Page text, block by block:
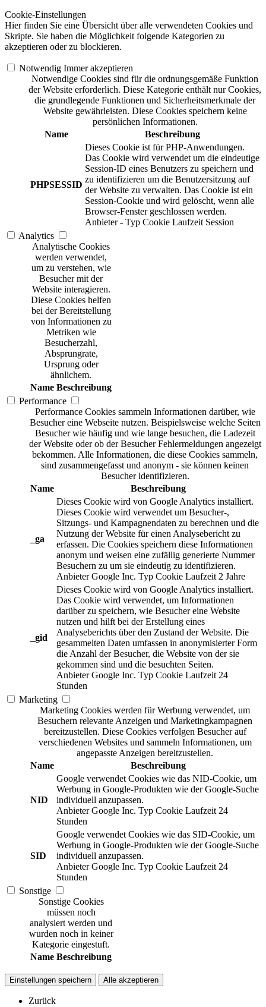
Cookie-Einstellungen
Hier finden Sie eine Übersicht über alle verwendeten Cookies und
Skripte. Sie haben die Möglichkeit folgende Kategorien zu
akzeptieren oder zu blockieren.
Notwendig Immer akzeptieren
Notwendige Cookies sind für die ordnungsgemäße Funktion
der Website erforderlich. Diese Kategorie enthält nur Cookies,
die grundlegende Funktionen und Sicherheitsmerkmale der
Website gewährleisten. Diese Cookies speichern keine
persönlichen Informationen.
Name
Beschreibung
PHPSESSID
Dieses Cookie ist für PHP-Anwendungen.
Das Cookie wird verwendet um die eindeutige
Session-ID eines Benutzers zu speichern und
zu identifizieren um die Benutzersitzung auf
der Website zu verwalten. Das Cookie ist ein
Session-Cookie und wird gelöscht, wenn alle
Browser-Fenster geschlossen werden.
Anbieter - Typ Cookie Laufzeit Session
Analytics
Analytische Cookies
werden verwendet,
um zu verstehen, wie
Besucher mit der
Website interagieren.
Diese Cookies helfen
bei der Bereitstellung
von Informationen zu
Metriken wie
Besucherzahl,
Absprungrate,
Ursprung oder
ähnlichem.
Name Beschreibung
Performance
Performance Cookies sammeln Informationen darüber, wie
Besucher eine Webseite nutzen. Beispielsweise welche Seiten
Besucher wie häufig und wie lange besuchen, die Ladezeit
der Website oder ob der Besucher Fehlermeldungen angezeigt
bekommen. Alle Informationen, die diese Cookies sammeln,
sind zusammengefasst und anonym - sie können keinen
Besucher identifizieren.
Name
Beschreibung
_ga
Dieses Cookie wird von Google Analytics installiert.
Dieses Cookie wird verwendet um Besucher-,
Sitzungs- und Kampagnendaten zu berechnen und die
Nutzung der Website für einen Analysebericht zu
erfassen. Die Cookies speichern diese Informationen
anonym und weisen eine zufällig generierte Nummer
Besuchern zu um sie eindeutig zu identifizieren.
Anbieter Google Inc. Typ Cookie Laufzeit 2 Jahre
_gid
Dieses Cookie wird von Google Analytics installiert.
Das Cookie wird verwendet, um Informationen
darüber zu speichern, wie Besucher eine Website
nutzen und hilft bei der Erstellung eines
Analyseberichts über den Zustand der Website. Die
gesammelten Daten umfassen in anonymisierter Form
die Anzahl der Besucher, die Website von der sie
gekommen sind und die besuchten Seiten.
Anbieter Google Inc. Typ Cookie Laufzeit 24
Stunden
Marketing
Marketing Cookies werden für Werbung verwendet, um
Besuchern relevante Anzeigen und Marketingkampagnen
bereitzustellen. Diese Cookies verfolgen Besucher auf
verschiedenen Websites und sammeln Informationen, um
angepasste Anzeigen bereitzustellen.
Name
Beschreibung
NID
Google verwendet Cookies wie das NID-Cookie, um
Werbung in Google-Produkten wie der Google-Suche
individuell anzupassen.
Anbieter Google Inc. Typ Cookie Laufzeit 24
Stunden
SID
Google verwendet Cookies wie das SID-Cookie, um
Werbung in Google-Produkten wie der Google-Suche
individuell anzupassen.
Anbieter Google Inc. Typ Cookie Laufzeit 24
Stunden
Sonstige
Sonstige Cookies
müssen noch
analysiert werden und
wurden noch in keiner
Kategorie eingestuft.
Name Beschreibung
Einstellungen speichern Alle akzeptieren
Zurück